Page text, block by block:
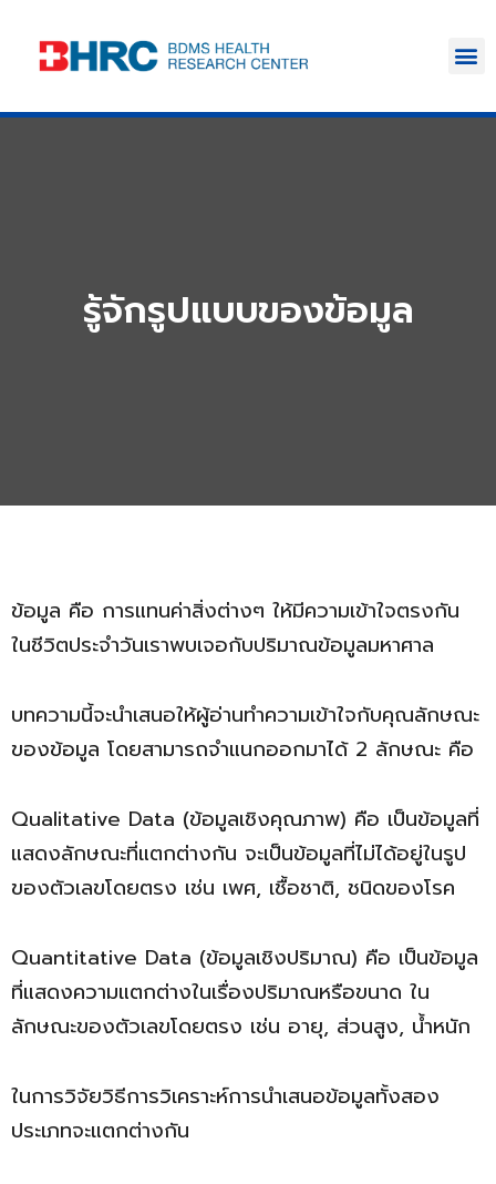
รู้จักรูปแบบของข้อมูล
ข้อมูล คือ การแทนค่าสิ่งต่างๆ ให้มีความเข้าใจตรงกัน
ในชีวิตประจำวันเราพบเจอกับปริมาณข้อมูลมหาศาล
บทความนี้จะนำเสนอให้ผู้อ่านทำความเข้าใจกับคุณลักษณะ
ของข้อมูล โดยสามารถจำแนกออกมาได้ 2 ลักษณะ คือ
Qualitative Data (ข้อมูลเชิงคุณภาพ) คือ เป็นข้อมูลที่
แสดงลักษณะที่แตกต่างกัน จะเป็นข้อมูลที่ไม่ได้อยู่ในรูป
ของตัวเลขโดยตรง เช่น เพศ, เชื้อชาติ, ชนิดของโรค
Quantitative Data (ข้อมูลเชิงปริมาณ) คือ เป็นข้อมูล
ที่แสดงความแตกต่างในเรื่องปริมาณหรือขนาด ใน
ลักษณะของตัวเลขโดยตรง เช่น อายุ, ส่วนสูง, น้ำหนัก
ในการวิจัยวิธีการวิเคราะห์การนำเสนอข้อมูลทั้งสอง
ประเภทจะแตกต่างกัน